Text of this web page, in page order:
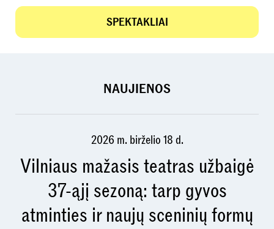
SPEKTAKLIAI
NAUJIENOS
2026 m. birželio 18 d.
Vilniaus mažasis teatras užbaigė
37-ąjį sezoną: tarp gyvos
atminties ir naujų sceninių formų